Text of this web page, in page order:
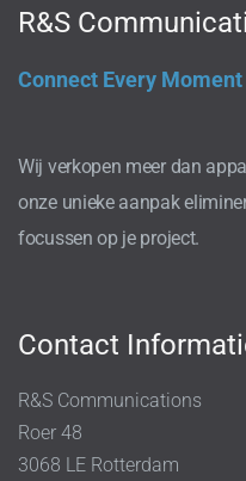
R&S
Connect Every Moment
Wij verkopen meer dan
onze unieke aanpak
focussen op je project.
Contact
R&S Communications
Roer 48
3068 LE Rotterdam